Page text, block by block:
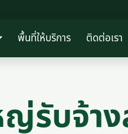
พื้นที่ให้บริการ ติดต่อเรา
ญ่รับจ้า